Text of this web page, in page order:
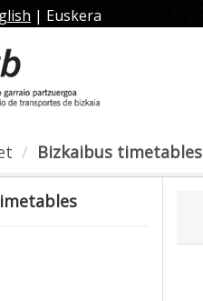
| Euskera
Bizkaibus timetables